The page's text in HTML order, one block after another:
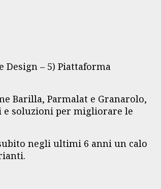
Design – 5) Piattaforma
Barilla, Parmalat e Granarolo,
e soluzioni per migliorare le
negli ultimi 6 anni un calo